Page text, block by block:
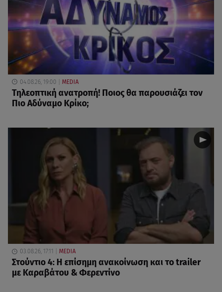
04.08.26, 19:00 MEDIA
Τηλεοπτική ανατροπή! Ποιος θα παρουσιάζει τον
Πιο Αδύναμο Κρίκο;
03.08.26, 17:11 MEDIA
Στούντιο 4: Η επίσημη ανακοίνωση και το trailer
με Καραβάτου & Φερεντίνο